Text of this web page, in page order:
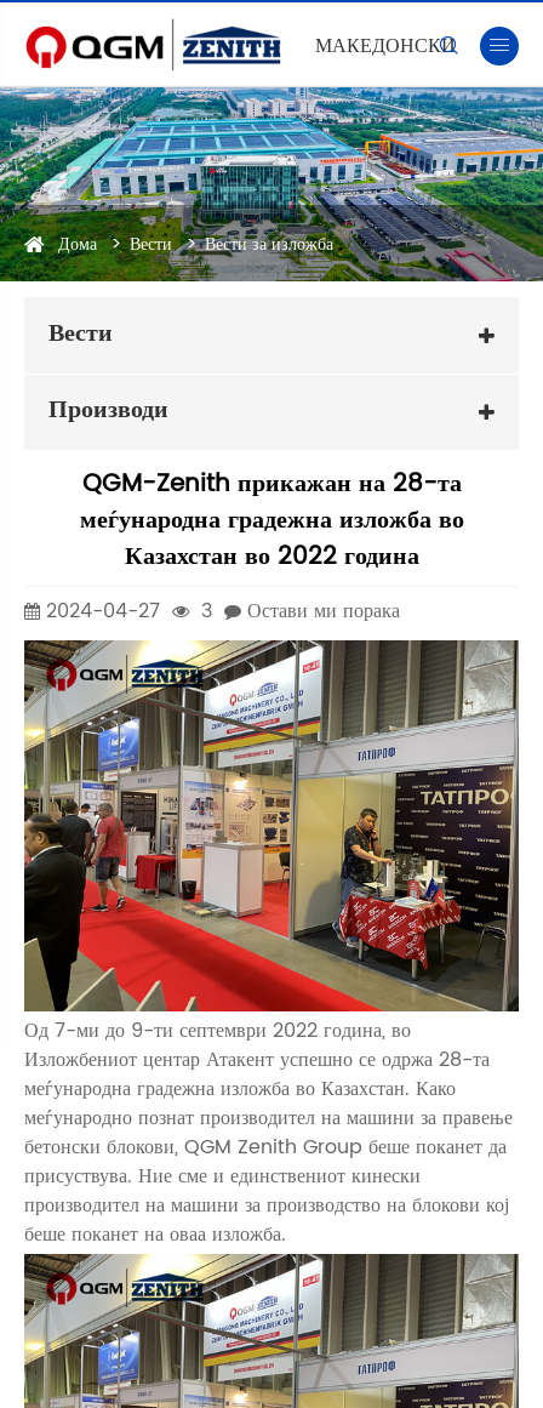
МАКЕДОНСКИ
 
Дома Вести Вести за изложба
Вести
Производи
QGM-Zenith прикажан на 28-та
меѓународна градежна изложба во
Казахстан во 2022 година
2024-04-27 3 Остави ми порака
Од 7-ми до 9-ти септември 2022 година, во
Изложбениот центар Атакент успешно се одржа 28-та
меѓународна градежна изложба во Казахстан. Како
меѓународно познат производител на машини за правење
бетонски блокови, QGM Zenith Group беше поканет да
присуствува. Ние сме и единствениот кинески
производител на машини за производство на блокови кој
беше поканет на оваа изложба.